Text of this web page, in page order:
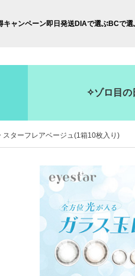
キャンペーン即日発送DIAで選ぶBCで選
✧ゾロ目の
スターフレアベージュ(1箱10枚入り)